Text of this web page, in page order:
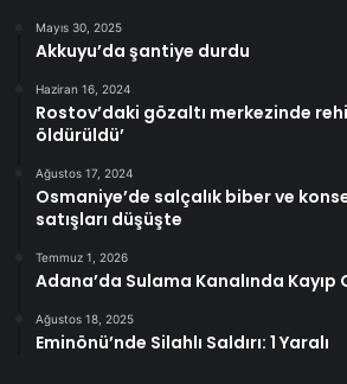
Mayıs 30, 2025
Akkuyu’da şantiye durdu
Haziran 16, 2024
Rostov’daki gözaltı merkezinde
öldürüldü’
Ağustos 17, 2024
Osmaniye’de salçalık biber ve
satışları düşüşte
Temmuz 1, 2026
Adana’da Sulama Kanalında Kayıp
Ağustos 18, 2025
Eminönü’nde Silahlı Saldırı: 1 Yaralı